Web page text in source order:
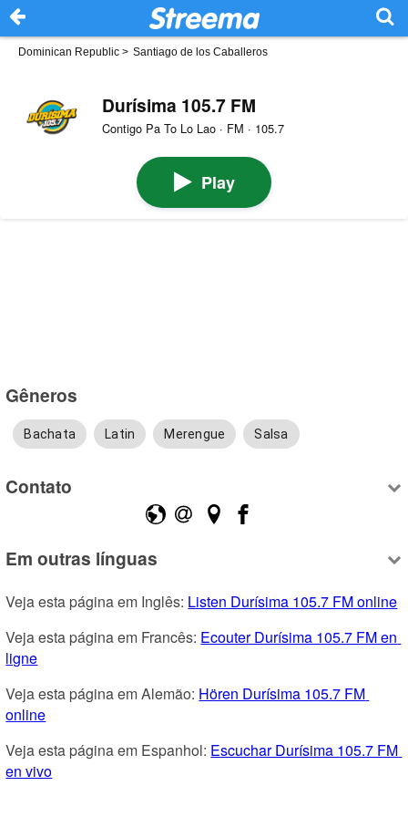
Dominican Republic > Santiago de los Caballeros
Durísima 105.7 FM
Contigo Pa To Lo Lao · FM · 105.7
Play
Gêneros
Bachata Latin Merengue Salsa
Contato
Em outras línguas
Veja esta página em Inglês: Listen Durísima 105.7 FM online
Veja esta página em Francês: Ecouter Durísima 105.7 FM en
ligne
Veja esta página em Alemão: Hören Durísima 105.7 FM
online
Veja esta página em Espanhol: Escuchar Durísima 105.7 FM
en vivo